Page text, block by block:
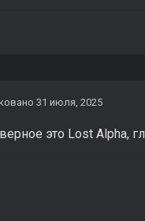
31 июля, 2025
это Lost Alpha,